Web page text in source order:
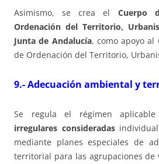
Asimismo, se crea el Cuerpo
Ordenación del Territorio,
Junta de Andalucía, como apoyo al
de Ordenación del Territorio,
9.- Adecuación ambiental y
Se regula el régimen
irregulares consideradas
mediante planes especiales de
territorial para las agrupaciones de